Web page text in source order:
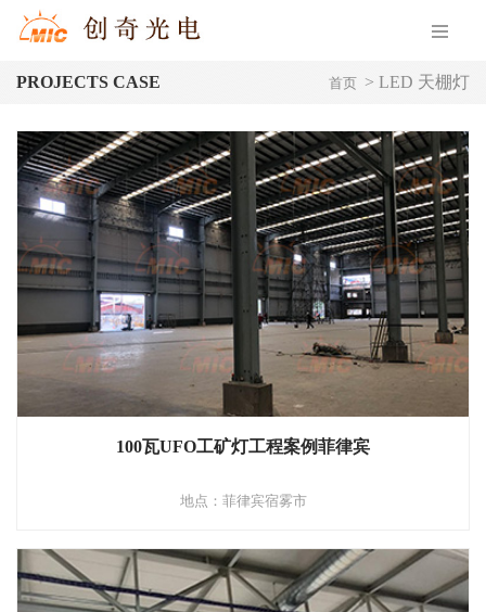
PROJECTS CASE 首页 > LED 天棚灯
100瓦UFO工矿灯工程案例菲律宾
地点：菲律宾宿雾市